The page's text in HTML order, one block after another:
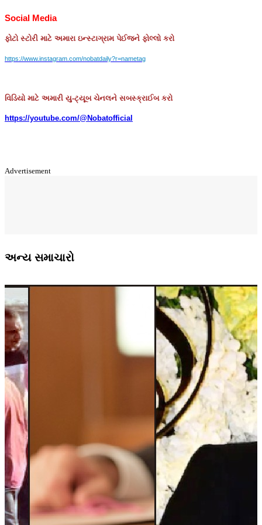
Social Media
ફોટો સ્ટોરી માટે અમારા ઇન્સ્ટાગ્રામ પેઈજને ફોલ્લો કરો
https://www.instagram.com/nobatdaily?r=nametag
વિડિયો માટે અમારી યુ-ટ્યૂબ ચેનલને સબસ્ક્રાઈબ કરો
https://youtube.com/@Nobatofficial
Advertisement
અન્ય સમાચારો